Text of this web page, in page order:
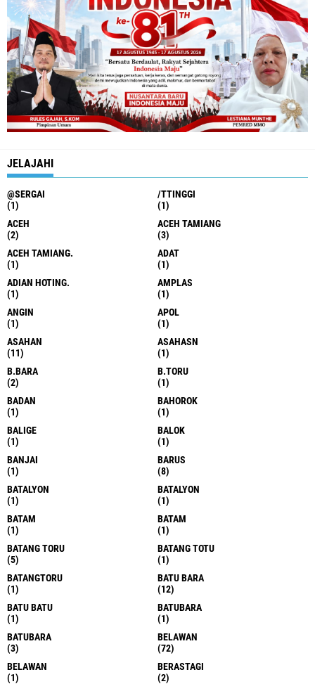
JELAJAHI
@SERGAI
(1)
/TTINGGI
(1)
ACEH
(2)
ACEH TAMIANG
(3)
ACEH TAMIANG.
(1)
ADAT
(1)
ADIAN HOTING.
(1)
AMPLAS
(1)
ANGIN
(1)
APOL
(1)
ASAHAN
(11)
ASAHASN
(1)
B.BARA
(2)
B.TORU
(1)
BADAN
(1)
BAHOROK
(1)
BALIGE
(1)
BALOK
(1)
BANJAI
(1)
BARUS
(8)
BATALYON
(1)
BATALYON
(1)
BATAM
(1)
BATAM
(1)
BATANG TORU
(5)
BATANG TOTU
(1)
BATANGTORU
(1)
BATU BARA
(12)
BATU BATU
(1)
BATUBARA
(1)
BATUBARA
(3)
BELAWAN
(72)
BELAWAN
(1)
BERASTAGI
(2)